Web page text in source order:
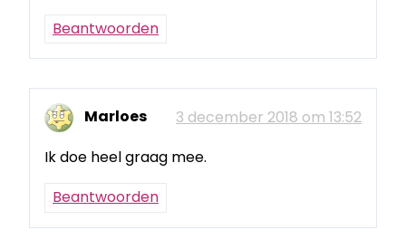
Beantwoorden
Marloes
3 december 2018 om 13:52
Ik doe heel graag mee.
Beantwoorden